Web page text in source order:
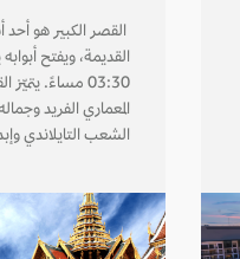
القصر الكبير هو أحد
03:30 مساءً.
المعماري الفريد
الشعب التايلاندي